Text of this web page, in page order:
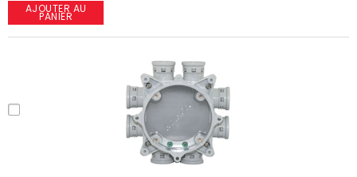
AJOUTER AU
PANIER